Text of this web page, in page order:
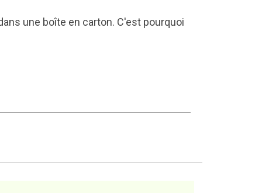
une boîte en carton. C'est pourquoi